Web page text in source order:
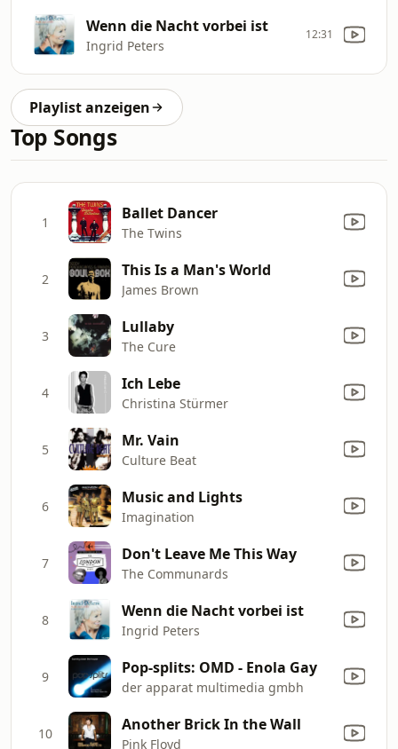
Wenn die Nacht vorbei ist
Ingrid Peters
12:31
Playlist anzeigen
Top Songs
1 Ballet Dancer
The Twins
2 This Is a Man's World
James Brown
3 Lullaby
The Cure
4 Ich Lebe
Christina Stürmer
5 Mr. Vain
Culture Beat
6 Music and Lights
Imagination
7 Don't Leave Me This Way
The Communards
8 Wenn die Nacht vorbei ist
Ingrid Peters
9 Pop-splits: OMD - Enola Gay
der apparat multimedia gmbh
10 Another Brick In the Wall
Pink Floyd